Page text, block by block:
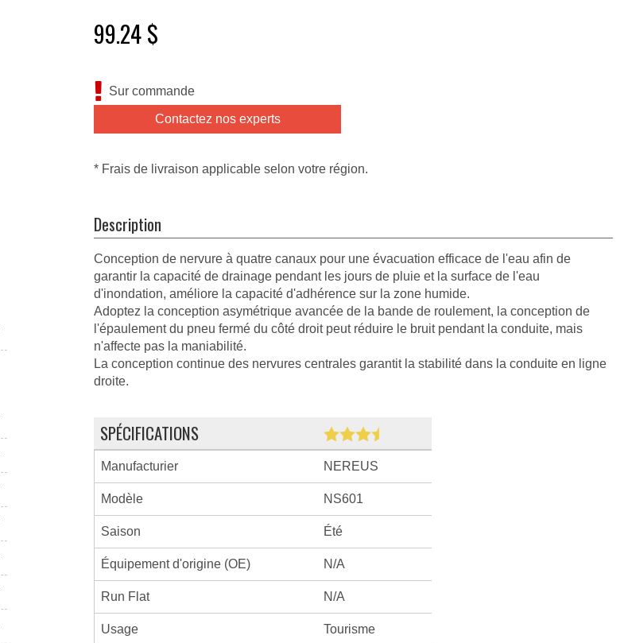
99.24 $
Sur commande
Contactez nos experts
* Frais de livraison applicable selon votre région.
Description
Conception de nervure à quatre canaux pour une évacuation efficace de l'eau afin de
garantir la capacité de drainage pendant les jours de pluie et la surface de l'eau
d'inondation, améliore la capacité d'adhérence sur la zone humide.
Adoptez la conception asymétrique avancée de la bande de roulement, la conception de
l'épaulement du pneu fermé du côté droit peut réduire le bruit pendant la conduite, mais
n'affecte pas la maniabilité.
La conception continue des nervures centrales garantit la stabilité dans la conduite en ligne
droite.
SPÉCIFICATIONS
Manufacturier NEREUS
Modèle NS601
Saison Été
Équipement d'origine (OE) N/A
Run Flat N/A
Usage Tourisme